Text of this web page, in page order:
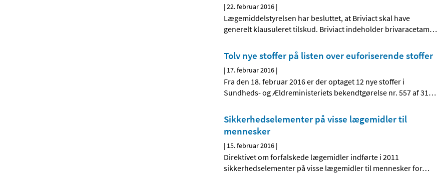
|22. februar 2016 |
Lægemiddelstyrelsen har besluttet, at Briviact skal have
generelt klausuleret tilskud. Briviact indeholder brivaracetam…
Tolv nye stoffer på listen over euforiserende stoffer
| 17. februar 2016 |
Fra den 18. februar 2016 er der optaget 12 nye stoffer i
Sundheds- og Ældreministeriets bekendtgørelse nr. 557 af 31…
Sikkerhedselementer på visse lægemidler til
mennesker
| 15. februar 2016 |
Direktivet om forfalskede lægemidler indførte i 2011
sikkerhedselementer på visse lægemidler til mennesker for…